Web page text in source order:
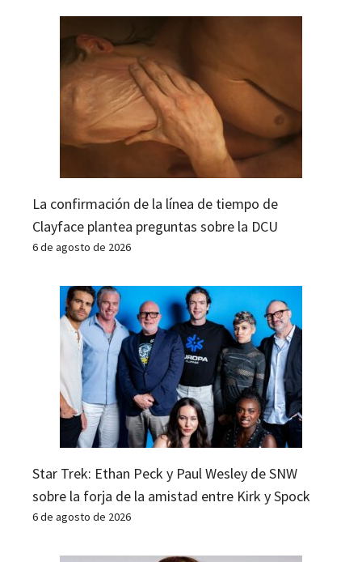
La confirmación de la línea de tiempo de
Clayface plantea preguntas sobre la DCU
6 de agosto de 2026
Star Trek: Ethan Peck y Paul Wesley de SNW
sobre la forja de la amistad entre Kirk y Spock
6 de agosto de 2026